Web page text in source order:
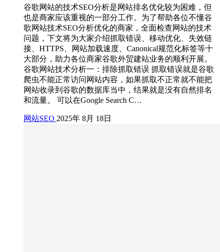
谷歌网站的技术SEO分析是网站排名优化较为困难，但
也是商家应该重视的一部分工作。为了帮助各位不懂谷
歌网站技术SEO分析优化的商家，全面检查网站的技术
问题，下文将为大家介绍抓取错误、移动优化、失效链
接、HTTPS、网站加载速度、Canonical规范化标签等十
大部分，助力各位商家谷歌外贸建站业务的顺利开展。
谷歌网站技术分析一：排除抓取错误 抓取错误就是谷歌
爬虫不能正常访问网站内容，如果抓取不正常就不能把
网站收录到谷歌的数据库当中，结果就是没有自然排名
和流量。 可以在Google Search C…
网站SEO 2025年 8月 18日